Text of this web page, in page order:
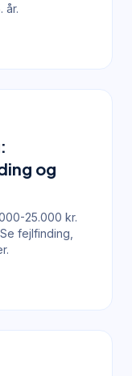
år.
og
25.000 kr.
fejlfinding,